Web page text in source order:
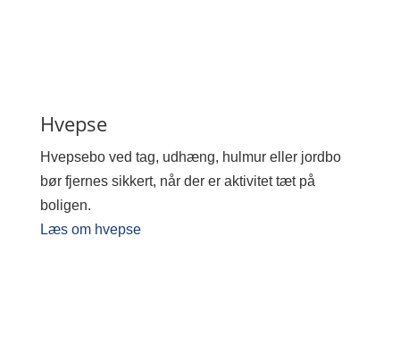
Hvepse
Hvepsebo ved tag, udhæng, hulmur eller jordbo
bør fjernes sikkert, når der er aktivitet tæt på
boligen.
Læs om hvepse